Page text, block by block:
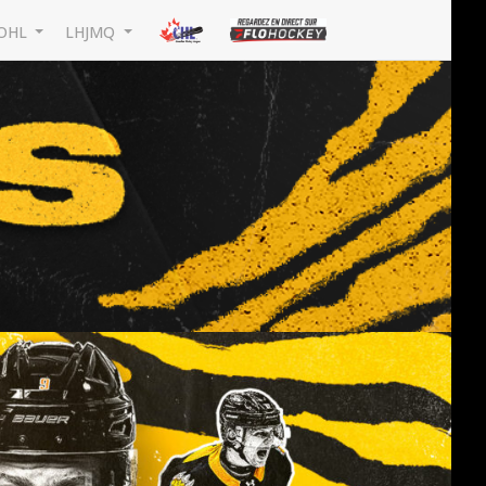
LHJMQ